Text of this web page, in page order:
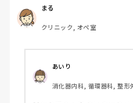
今の病院の面接のとき（も
妊娠・出産予定について聞か
で、まあ採用側も気になる
は感じつつ「まだ今のとこ
なりました。
しかし、採用後の個人面談
「今後の家族計画について
みならず個人面談でそのよ
ちを覚えました。そのこと
まる
クリニック, オペ室
あいり
消化器内科, 循環器科, 整形